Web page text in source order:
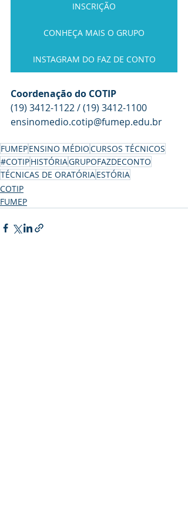
INSCRIÇÃO
CONHEÇA MAIS O GRUPO
INSTAGRAM DO FAZ DE CONTO
Coordenação do COTIP
(19) 3412-1122 / (19) 3412-1100
ensinomedio.cotip@fumep.edu.br
FUMEPENSINO MÉDIOCURSOS TÉCNICOS
#COTIPHISTÓRIAGRUPOFAZDECONTO
TÉCNICAS DE ORATÓRIAESTÓRIA
COTIP
FUMEP